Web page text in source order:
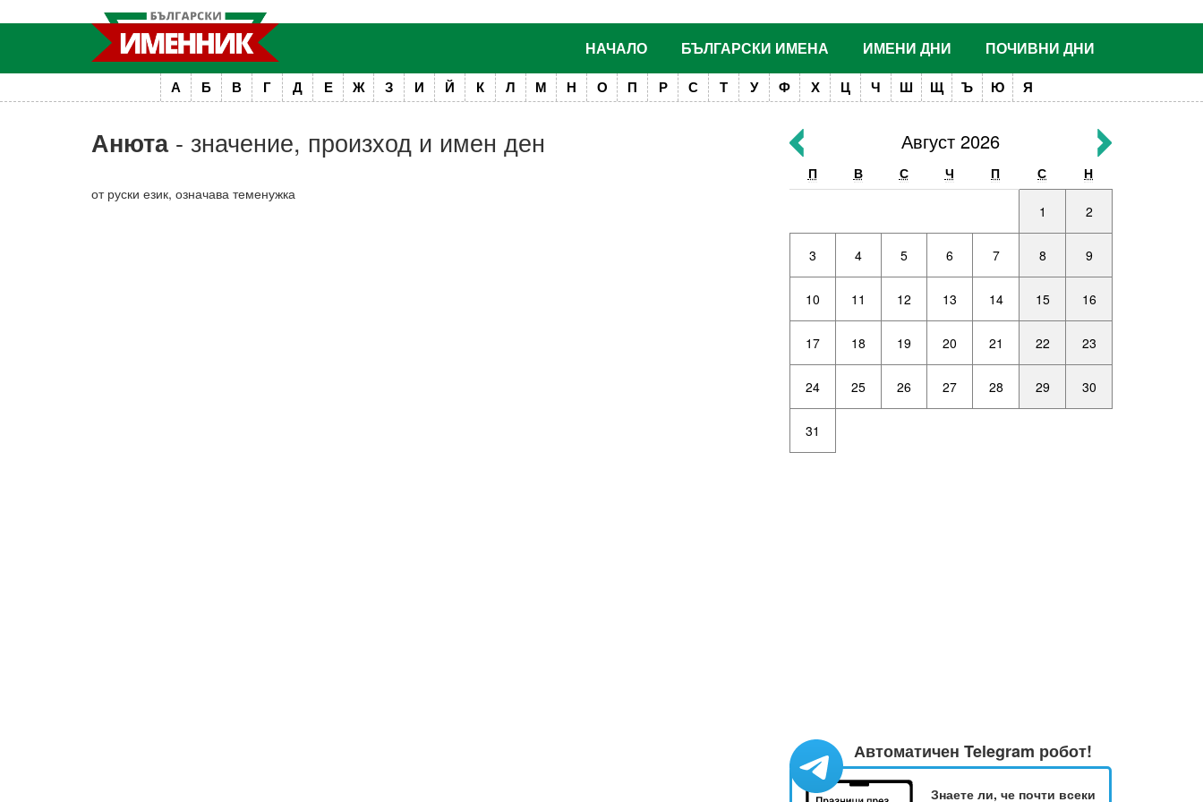
НАЧАЛО БЪЛГАРСКИ ИМЕНА ИМЕНИ ДНИ ПОЧИВНИ ДНИ
А Б В Г Д Е Ж З И Й К Л М Н О П Р С Т У Ф Х Ц Ч Ш Щ Ъ Ю Я
Анюта- значение, произход и имен ден
от руски език, означава теменужка
Август 2026
П В С Ч П С Н
1 2
3 4 5 6 7 8 9
10 11 12 13 14 15 16
17 18 19 20 21 22 23
24 25 26 27 28 29 30
31
Автоматичен Telegram робот!
Знаете ли, че почти всеки